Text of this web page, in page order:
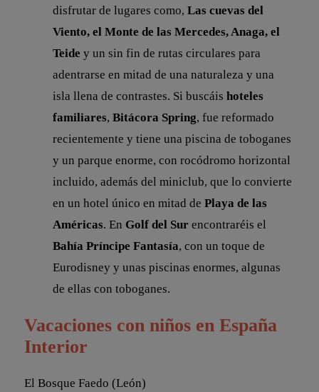
disfrutar de lugares como,Las cuevas del
Viento, el Monte de las Mercedes, Anaga, el
Teide y un sin fin de rutas circulares para
adentrarse en mitad de una naturaleza y una
isla llena de contrastes. Si buscáishoteles
familiares,Bitácora Spring, fue reformado
recientemente y tiene una piscina de toboganes
y un parque enorme, con rocódromo horizontal
incluido, además del miniclub, que lo convierte
en un hotel único en mitad dePlaya de las
Américas. En Golf del Surencontraréis el
Bahía Príncipe Fantasía, con un toque de
Eurodisney y unas piscinas enormes, algunas
de ellas con toboganes.
Vacaciones con niños en España
Interior
El Bosque Faedo (León)